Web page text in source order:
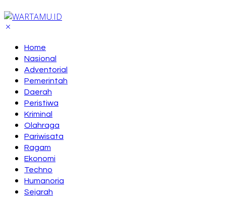
Home
Nasional
Adventorial
Pemerintah
Daerah
Peristiwa
Kriminal
Olahraga
Pariwisata
Ragam
Ekonomi
Techno
Humanoria
Sejarah